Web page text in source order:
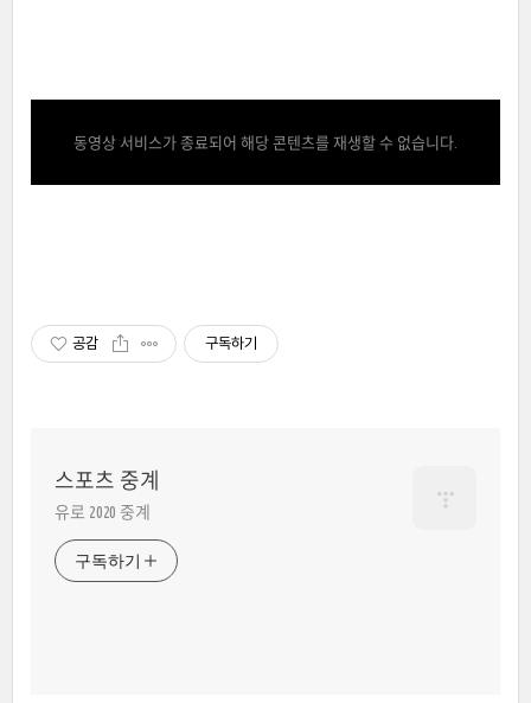
동영상 서비스가 종료되어 해당 콘텐츠를 재생할 수 없습니다.
공감 구독하기
스포츠 중계
유로 2020 중계
구독하기